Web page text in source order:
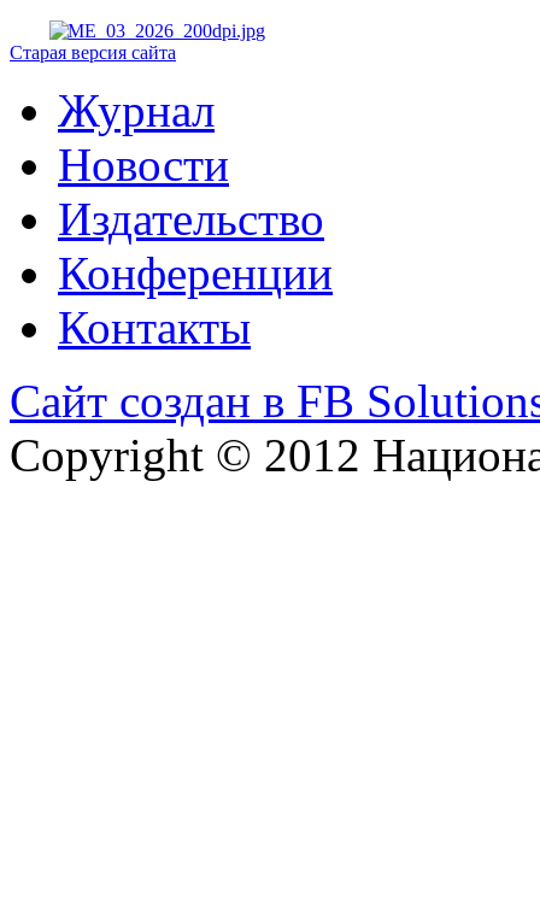
Старая версия сайта
Журнал
Новости
Издательство
Конференции
Контакты
Сайт создан в FB
Copyright © 2012